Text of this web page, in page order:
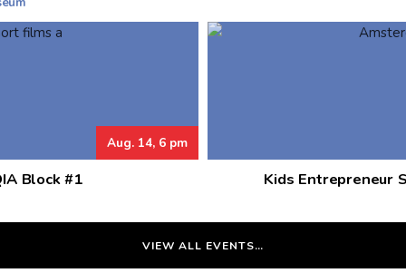
Aug. 14, 6 pm
Block #1 Kids Entrepreneur
VIEW ALL EVENTS…